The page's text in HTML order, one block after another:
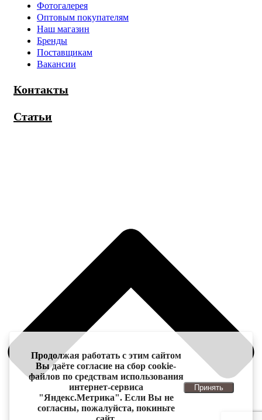
Фотогалерея
Оптовым покупателям
Наш магазин
Бренды
Поставщикам
Вакансии
Контакты
Статьи
Продолжая работать с этим сайтом
Вы даёте согласие на сбор cookie-
файлов по средствам использования
интернет-сервиса
"Яндекс.Метрика". Если Вы не
согласны, пожалуйста, покиньте
Принять